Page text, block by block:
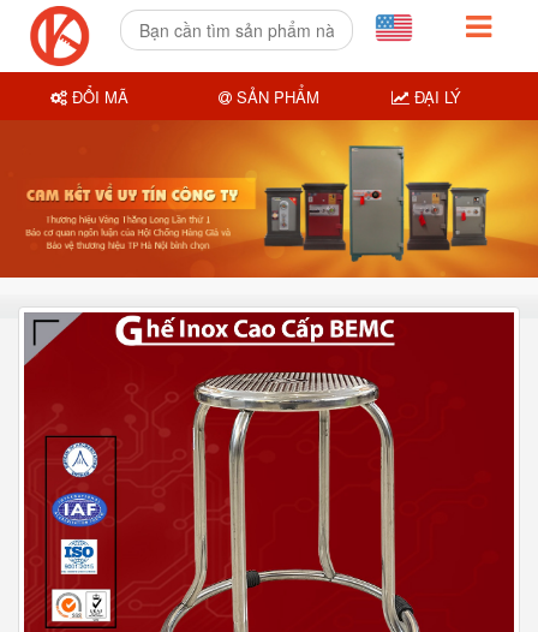
ĐỔI MÃ SẢN PHẨM ĐẠI LÝ